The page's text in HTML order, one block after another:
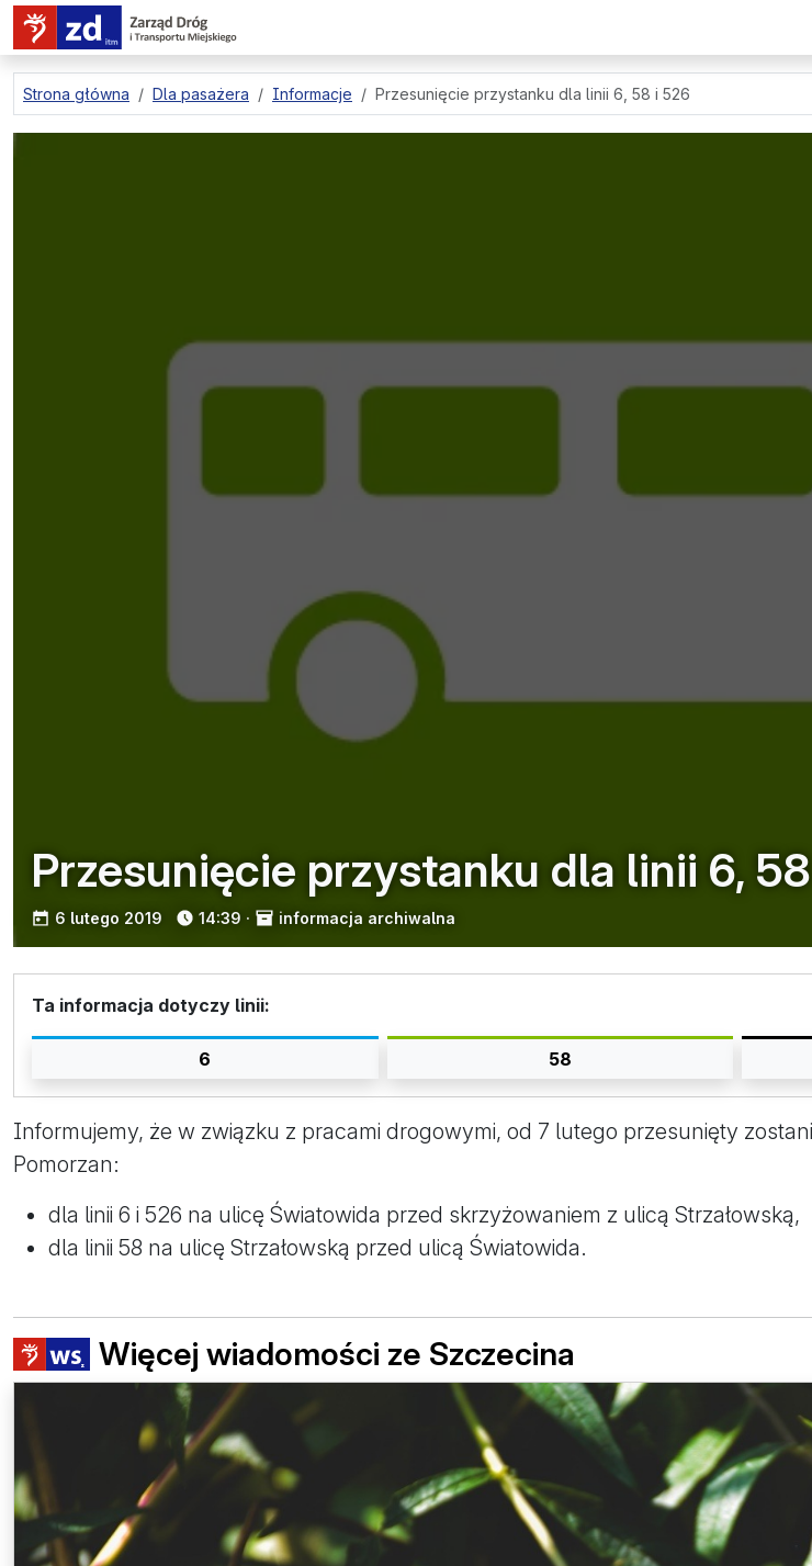
przejdź do treści strony
Strona główna Dla pasażera Informacje Przesunięcie przystanku dla linii 6, 58 i 526
Przesunięcie przystanku dla linii 6,
opublikowano:
6 lutego 2019 14:39 · informacja archiwalna
Ta informacja dotyczy linii:
6 58
Informujemy, że w związku z pracami drogowymi, od 7 lutego przesunięty
Pomorzan:
dla linii 6 i 526 na ulicę Światowida przed skrzyżowaniem z ulicą Strzałowską,
dla linii 58 na ulicę Strzałowską przed ulicą Światowida.
Więcej wiadomości ze Szczecina